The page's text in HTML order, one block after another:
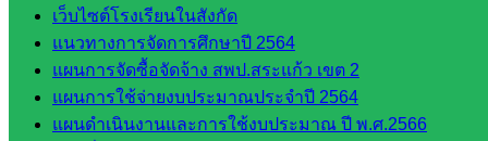
เว็บไซต์โรงเรียนในสังกัด
แนวทางการจัดการศึกษาปี 2564
แผนการจัดซื้อจัดจ้าง สพป.สระแก้ว เขต 2
แผนการใช้จ่ายงบประมาณประจำปี 2564
แผนดำเนินงานและการใช้งบประมาณ ปี พ.ศ.2566